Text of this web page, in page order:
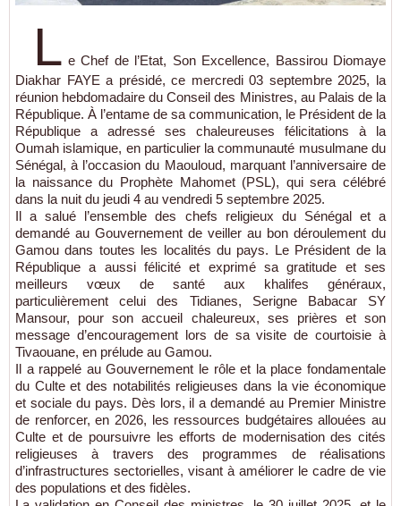
L e Chef de l’Etat, Son Excellence, Bassirou Diomaye
Diakhar FAYE a présidé, ce mercredi 03 septembre 2025, la
réunion hebdomadaire du Conseil des Ministres, au Palais de la
République. À l’entame de sa communication, le Président de la
République a adressé ses chaleureuses félicitations à la
Oumah islamique, en particulier la communauté musulmane du
Sénégal, à l’occasion du Maouloud, marquant l’anniversaire de
la naissance du Prophète Mahomet (PSL), qui sera célébré
dans la nuit du jeudi 4 au vendredi 5 septembre 2025.
Il a salué l’ensemble des chefs religieux du Sénégal et a
demandé au Gouvernement de veiller au bon déroulement du
Gamou dans toutes les localités du pays. Le Président de la
République a aussi félicité et exprimé sa gratitude et ses
meilleurs vœux de santé aux khalifes généraux,
particulièrement celui des Tidianes, Serigne Babacar SY
Mansour, pour son accueil chaleureux, ses prières et son
message d’encouragement lors de sa visite de courtoisie à
Tivaouane, en prélude au Gamou.
Il a rappelé au Gouvernement le rôle et la place fondamentale
du Culte et des notabilités religieuses dans la vie économique
et sociale du pays. Dès lors, il a demandé au Premier Ministre
de renforcer, en 2026, les ressources budgétaires allouées au
Culte et de poursuivre les efforts de modernisation des cités
religieuses à travers des programmes de réalisations
d’infrastructures sectorielles, visant à améliorer le cadre de vie
des populations et des fidèles.